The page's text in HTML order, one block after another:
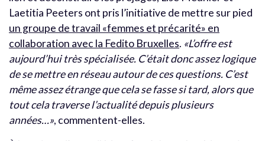
Laetitia Peeters ont pris l’initiative de mettre sur pied
un groupe de travail «femmes et précarité» en
collaboration avec la Fedito Bruxelles. «L’offre est
aujourd’hui très spécialisée. C’était donc assez logique
de se mettre en réseau autour de ces questions. C’est
même assez étrange que cela se fasse si tard, alors que
tout cela traverse l’actualité depuis plusieurs
années…», commentent-elles.